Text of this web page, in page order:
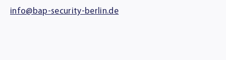
info@bap-security-berlin.de